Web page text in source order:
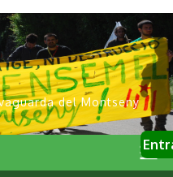
del Montseny